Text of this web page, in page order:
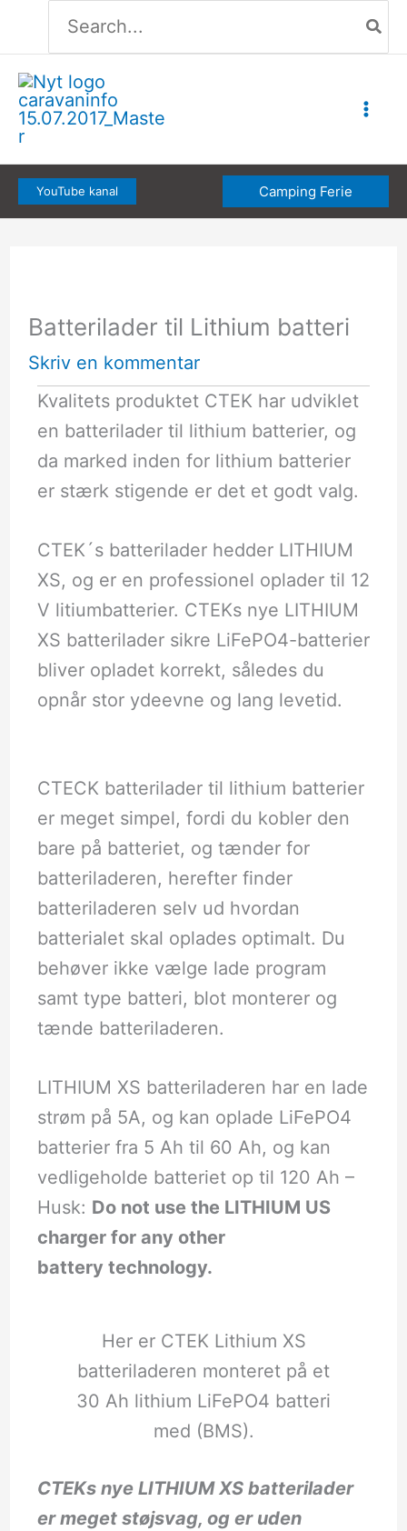
indholdet
efter:
YouTube kanal Camping Ferie
Batterilader til Lithium batteri
Skriv en kommentar
Kvalitets produktet CTEK har udviklet
en batterilader til lithium batterier, og
da marked inden for lithium batterier
er stærk stigende er det et godt valg.
CTEK´s batterilader hedder LITHIUM
XS, og er en professionel oplader til 12
V litiumbatterier. CTEKs nye LITHIUM
XS batterilader sikre LiFePO4-batterier
bliver opladet korrekt, således du
opnår stor ydeevne og lang levetid.
CTECK batterilader til lithium batterier
er meget simpel, fordi du kobler den
bare på batteriet, og tænder for
batteriladeren, herefter finder
batteriladeren selv ud hvordan
batterialet skal oplades optimalt. Du
behøver ikke vælge lade program
samt type batteri, blot monterer og
tænde batteriladeren.
LITHIUM XS batteriladeren har en lade
strøm på 5A, og kan oplade LiFePO4
batterier fra 5 Ah til 60 Ah, og kan
vedligeholde batteriet op til 120 Ah –
Husk: Do not use the LITHIUM US
charger for any other
battery technology.
Her er CTEK Lithium XS
batteriladeren monteret på et
30 Ah lithium LiFePO4 batteri
med (BMS).
CTEKs nye LITHIUM XS batterilader
er meget støjsvag, og er uden